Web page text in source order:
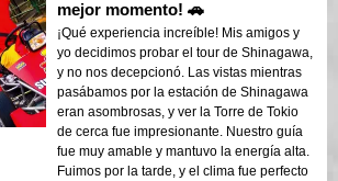
mejor momento! 🚗
¡Qué experiencia increíble! Mis amigos y
yo decidimos probar el tour de Shinagawa,
y no nos decepcionó. Las vistas mientras
pasábamos por la estación de Shinagawa
eran asombrosas, y ver la Torre de Tokio
de cerca fue impresionante. Nuestro guía
fue muy amable y mantuvo la energía alta.
Fuimos por la tarde, y el clima fue perfecto